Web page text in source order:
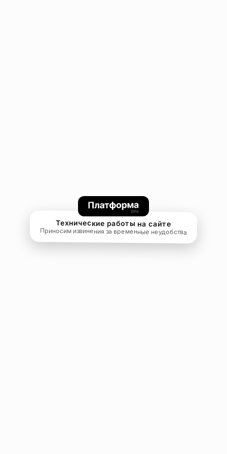
Технические работы на сайте
Приносим извинения за временные неудобства